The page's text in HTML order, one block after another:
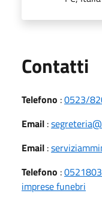
Contatti
Telefono :0523/
Email :
Email :
Telefono :
imprese funebri